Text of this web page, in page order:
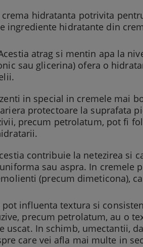
crema hidratanta potrivita
ingrediente hidratante din
atrag si mentin apa la
sau glicerina) ofera o
in special in cremele mai
protectoare la suprafata
precum petrolatum, pot fi
contribuie la netezirea si
sau aspra. In cremele
(precum dimeticona),
influenta textura si
precum petrolatum, au o
uscat. In schimb, umectantii,
care vei afla mai multe in